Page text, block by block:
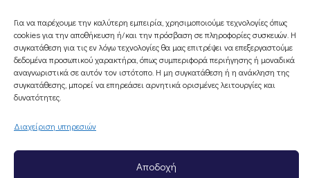
Για να παρέχουμε την καλύτερη εμπειρία, χρησιμοποιούμε τεχνολογίες όπως
cookies για την αποθήκευση ή/και την πρόσβαση σε πληροφορίες συσκευών. Η
συγκατάθεση για τις εν λόγω τεχνολογίες θα μας επιτρέψει να επεξεργαστούμε
δεδομένα προσωπικού χαρακτήρα, όπως συμπεριφορά περιήγησης ή μοναδικά
αναγνωριστικά σε αυτόν τον ιστότοπο. Η μη συγκατάθεση ή η ανάκληση της
συγκατάθεσης, μπορεί να επηρεάσει αρνητικά ορισμένες λειτουργίες και
δυνατότητες.
Διαχείριση υπηρεσιών
Αποδοχή
©Portal Επιμελητηρίου Ημαθίας, Powered byKnowledge A.E.